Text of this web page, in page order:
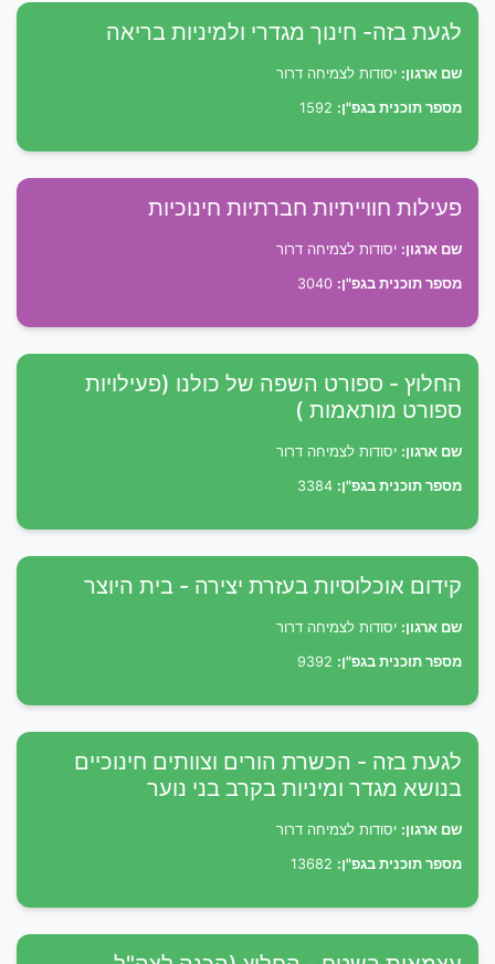
לגעת בזה- חינוך מגדרי ולמיניות בריאה
שם ארגון: יסודות לצמיחה דרור
מספר תוכנית בגפ"ן:
פעילות חווייתיות חברתיות חינוכיות
שם ארגון: יסודות לצמיחה דרור
מספר תוכנית בגפ"ן:
החלוץ - ספורט השפה של כולנו (פעילויות
ספורט מותאמות )
שם ארגון: יסודות לצמיחה דרור
מספר תוכנית בגפ"ן:
קידום אוכלוסיות בעזרת יצירה - בית היוצר
שם ארגון: יסודות לצמיחה דרור
מספר תוכנית בגפ"ן:
לגעת בזה - הכשרת הורים וצוותים חינוכיים
בנושא מגדר ומיניות בקרב בני נוער
שם ארגון: יסודות לצמיחה דרור
מספר תוכנית בגפ"ן: